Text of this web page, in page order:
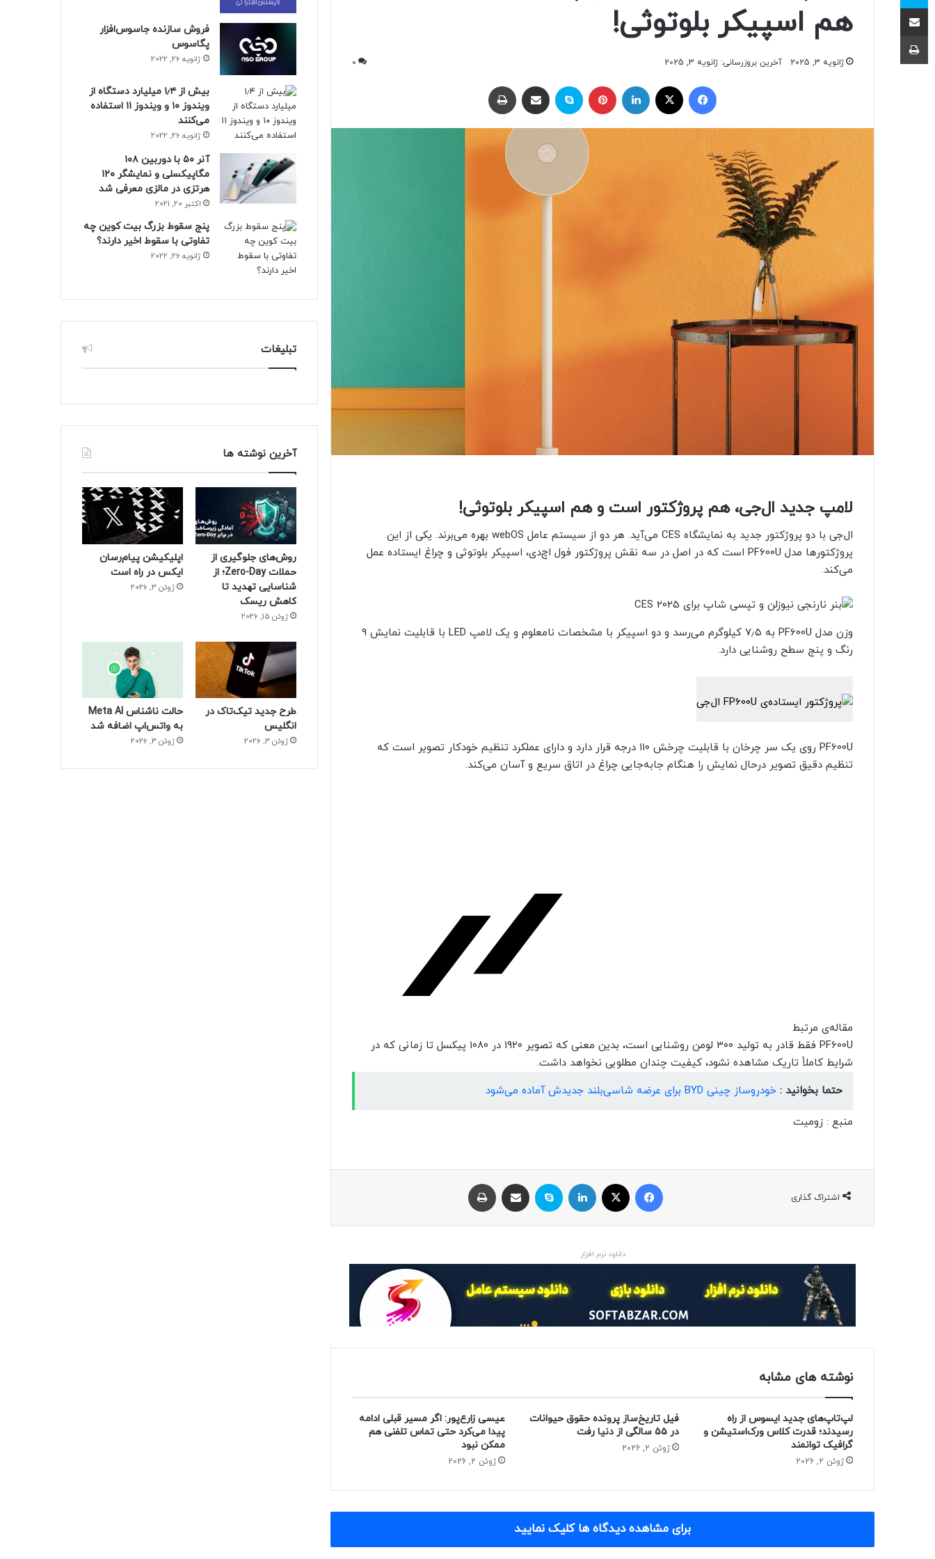
هم اسپیکر بلوتوثی!
ژانویه 3, 2025 آخرین بروزرسانی: ژانویه 3, 2025 0
ایکس
لامپ جدید ال‌جی، هم پروژکتور است و هم اسپیکر بلوتوثی!
ال‌جی با دو پروژکتور جدید به نمایشگاه CES می‌آید. هر دو از سیستم عامل webOS بهره می‌برند. یکی از این
پروژکتورها مدل PF600U است که در اصل در سه نقش پروژکتور فول اچ‌دی، اسپیکر بلوتوثی و چراغ ایستاده عمل
می‌کند.
وزن مدل PF600U به ۷٫۵ کیلوگرم می‌رسد و دو اسپیکر با مشخصات نامعلوم و یک لامپ LED با قابلیت نمایش ۹
رنگ و پنج سطح روشنایی دارد.
PF600U روی یک سر چرخان با قابلیت چرخش ۱۱۰ درجه قرار دارد و دارای عملکرد تنظیم خودکار تصویر است که
تنظیم دقیق تصویر درحال نمایش را هنگام جابه‌جایی چراغ در اتاق سریع و آسان می‌کند.
مقاله‌ی مرتبط
PF600U فقط قادر به تولید ۳۰۰ لومن روشنایی است، بدین معنی که تصویر ۱۹۲۰ در ۱۰۸۰ پیکسل تا زمانی که در
شرایط کاملاً تاریک مشاهده نشود، کیفیت چندان مطلوبی نخواهد داشت.
حتما بخوانید : خودروساز چینی BYD برای عرضه شاسی‌بلند جدیدش آماده می‌شود
منبع : زومیت
اشتراک گذاری
ایکس
دانلود نرم افزار
نوشته های مشابه
لپ‌تاپ‌های جدید ایسوس از راه
رسیدند؛ قدرت کلاس ورک‌استیشن و
گرافیک توانمند
ژوئن 2, 2026
فیل تاریخ‌ساز پرونده حقوق حیوانات
در ۵۵ سالگی از دنیا رفت
ژوئن 2, 2026
عیسی زارع‌پور: اگر مسیر قبلی ادامه
پیدا می‌کرد حتی تماس تلفنی هم
ممکن نبود
ژوئن 2, 2026
برای مشاهده دیدگاه ها کلیک نمایید
فروش سازنده جاسوس‌افزار
پگاسوس
ژانویه 26, 2022
بیش از ۱٫۴ میلیارد دستگاه از
ویندوز ۱۰ و ویندوز ۱۱ استفاده
می‌کنند
ژانویه 26, 2022
آنر ۵۰ با دوربین ۱۰۸
مگاپیکسلی و نمایشگر ۱۲۰
هرتزی در مالزی معرفی شد
اکتبر 20, 2021
پنج سقوط بزرگ بیت کوین چه
تفاوتی با سقوط اخیر دارند؟
ژانویه 26, 2022
تبلیغات
آخرین نوشته ها
روش‌های جلوگیری از
حملات Zero-Day؛ از
شناسایی تهدید تا
کاهش ریسک
ژوئن 15, 2026
اپلیکیشن پیام‌رسان
ایکس در راه است
ژوئن 3, 2026
طرح جدید تیک‌تاک در
انگلیس
ژوئن 3, 2026
حالت ناشناس Meta AI
به واتس‌اپ اضافه شد
ژوئن 3, 2026